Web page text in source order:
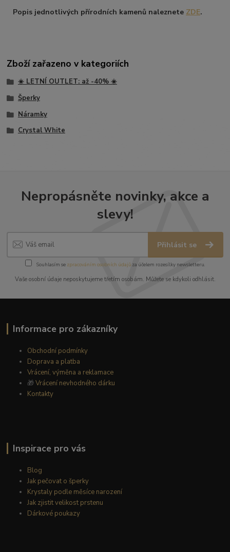
Popis jednotlivých přírodních kamenů naleznete ZDE.
Zboží zařazeno v kategoriích
☀️ LETNÍ OUTLET: až -40% ☀️
Šperky
Náramky
Crystal White
Nepropásněte novinky, akce a
slevy!
Přihlásit se
Souhlasím se zpracováním osobních údajůza účelem rozesílky newsletteru.
Vaše osobní údaje neposkytujeme třetím osobám. Můžete se kdykoli odhlásit.
Informace pro zákazníky
Obchodní podmínky
Doprava a platba
Vrácení, výměna a reklamace
🎁Vrácení nevhodného dárku
Kontakty
Inspirace pro vás
Blog
Jak pečovat o šperky
Krystaly podle měsíce narození
Jak zjistit velikost prstenu
Dárkové poukazy